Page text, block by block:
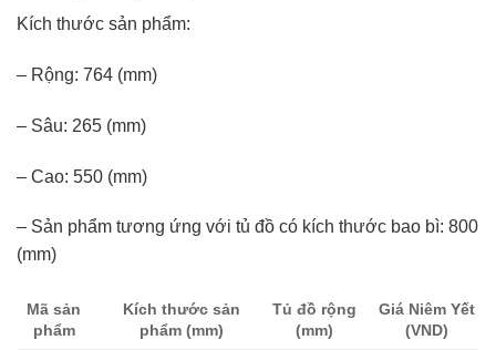
Kích thước sản phẩm:
– Rộng: 764 (mm)
– Sâu: 265 (mm)
– Cao: 550 (mm)
– Sản phẩm tương ứng với tủ đồ có kích thước bao bì: 800
(mm)
Mã sản
phẩm
Kích thước sản
phẩm (mm)
Tủ đồ rộng
(mm)
Giá Niêm Yết
(VND)